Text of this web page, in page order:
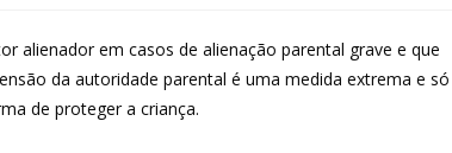
alienador em casos de alienação parental grave e que
da autoridade parental é uma medida extrema e só
de proteger a criança.